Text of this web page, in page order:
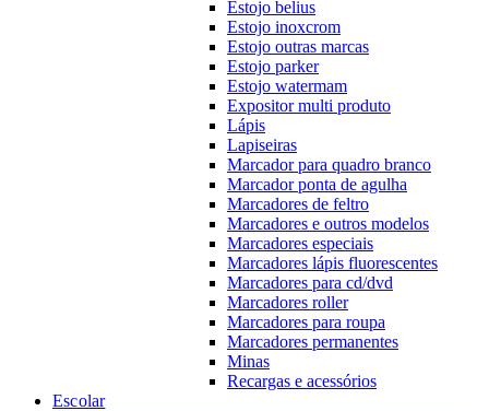
Estojo belius
Estojo inoxcrom
Estojo outras marcas
Estojo parker
Estojo watermam
Expositor multi produto
Lápis
Lapiseiras
Marcador para quadro branco
Marcador ponta de agulha
Marcadores de feltro
Marcadores e outros modelos
Marcadores especiais
Marcadores lápis fluorescentes
Marcadores para cd/dvd
Marcadores roller
Marcadores para roupa
Marcadores permanentes
Minas
Recargas e acessórios
Escolar